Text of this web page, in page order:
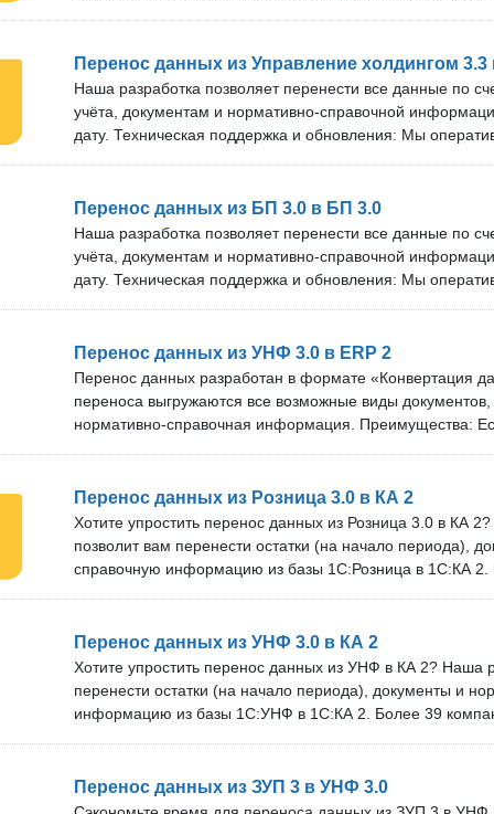
можете бесплатно проверить наше решение на своём
период и нормативно-справочную информацию. В
возможные виды документов, начальных остатков и НСИ.
от команды из более чем 10 специалистов. Мы
под новые версии программ. Срок технической
можете бесплатно проверить наше решение на своём
Перенос данных из Управление холдингом 3.3
Наша разработка позволяет перенести все данные по
учёта, документам и нормативно-справочной
дату. Техническая поддержка и обновления: Мы
Разработка подойдёт для базовой версии
также версий КОРП и ПРОФ. Проверка перед покупкой:
проверить наше решение на своём сервере. Оставьте
удобном времени подключения нашего специалиста.
Перенос данных из БП 3.0 в БП 3.0
Наша разработка позволяет перенести все данные по
учёта, документам и нормативно-справочной
дату. Техническая поддержка и обновления: Мы
Разработка подойдёт для базовой версии
также версий КОРП и ПРОФ. Проверка перед покупкой:
проверить наше решение на своём сервере. Оставьте
удобном времени подключения нашего специалиста.
Перенос данных из УНФ 3.0 в ERP 2
Перенос данных разработан в формате «Конвертация
переноса выгружаются все возможные виды документов,
нормативно-справочная информация. Преимущества:
воспользовались нашей разработкой. Техническая поддержка и обновления: Мы
оперативно обновляем решение под новые версии
поддержки и бесплатных обновлений зависит от
10 специалистов. Проверка перед покупкой: Вы можете
Перенос данных из Розница 3.0 в КА 2
Хотите упростить перенос данных из Розница 3.0 в КА
позволит вам перенести остатки (на начало периода),
справочную информацию из базы 1С:Розница в 1С:КА 2.
как для первичного переноса данных из «1С:Розница»,
обмена данными. Оперативное обновление решения
Техническая поддержка и бесплатные обновления. Срок
бесплатных обновлений зависит от тарифа. Проверка
Перенос данных из УНФ 3.0 в КА 2
Хотите упростить перенос данных из УНФ в КА 2? Наша
перенести остатки (на начало периода), документы и
информацию из базы 1С:УНФ в 1С:КА 2. Более 39
выгрузки по организациям. Разработка подходит как для
данных из «1С:УНФ», так и для регулярного обмена
Перенос данных из ЗУП 3 в УНФ 3.0